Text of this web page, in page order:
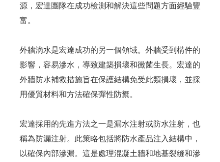
源，宏達團隊在成功檢測和解決這些問題方面經驗豐
富。
外牆滴水是宏達成功的另一個領域。外牆受到構件的
影響，容易滲水，導致建築損壞和黴菌生長。宏達的
外牆防水補救措施旨在保護結構免受此類損壞，並採
用優質材料和方法確保彈性防禦。
宏達採用的先進方法之一是漏水注射或防水注射，也
稱為防漏注射。此策略包括將防水產品注入結構中，
以確保內部滲漏。這是處理混凝土牆和地基裂縫和滲